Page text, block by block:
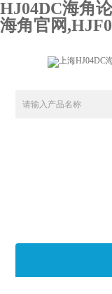
HJ04DC海角
海角官网